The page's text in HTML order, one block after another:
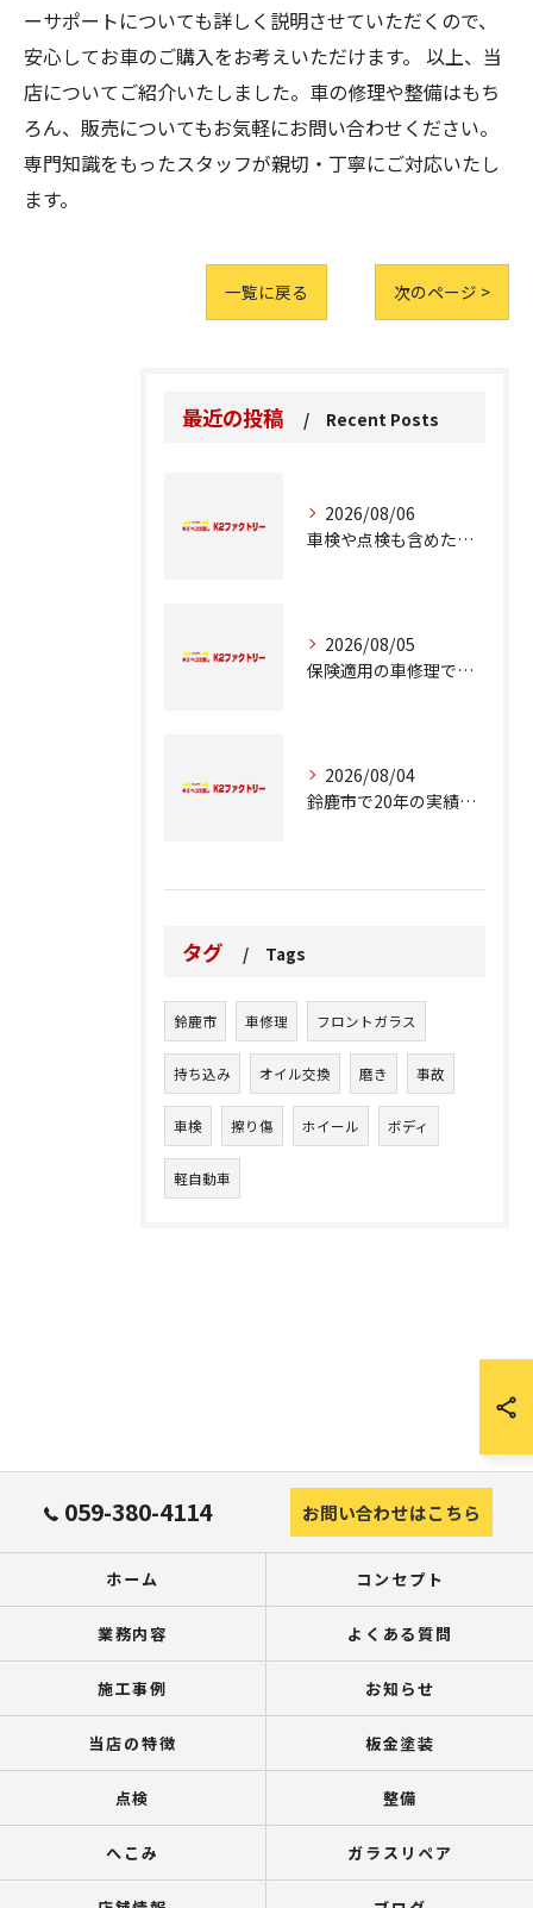
ーサポートについても詳しく説明させていただくので、
安心してお車のご購入をお考えいただけます。 以上、当
店についてご紹介いたしました。車の修理や整備はもち
ろん、販売についてもお気軽にお問い合わせください。
専門知識をもったスタッフが親切・丁寧にご対応いたし
ます。
一覧に戻る 次のページ >
最近の投稿 Recent Posts
2026/08/06
車検や点検も含めた車修理の重要ポイント解説
2026/08/05
保険適用の車修理で知っておくべきポイント
2026/08/04
鈴鹿市で20年の実績が語る車修理のこだわり
タグ Tags
鈴鹿市 車修理 フロントガラス
持ち込み オイル交換 磨き 事故
車検 擦り傷 ホイール ボディ
軽自動車
059-380-4114 お問い合わせはこちら
ホーム コンセプト
業務内容 よくある質問
施工事例 お知らせ
当店の特徴 板金塗装
点検 整備
へこみ ガラスリペア